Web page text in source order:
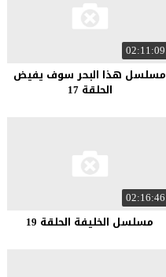
02:11:09
مسلسل هذا البحر سوف يفيض
الحلقة 17
02:16:46
مسلسل الخليفة الحلقة 19